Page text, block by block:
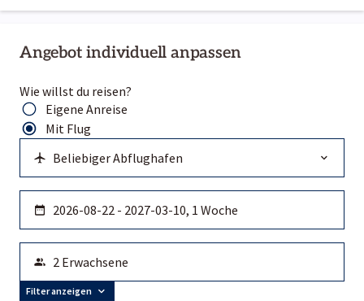
Angebot individuell anpassen
Wie willst du reisen?
Eigene Anreise
Mit Flug
Filter anzeigen